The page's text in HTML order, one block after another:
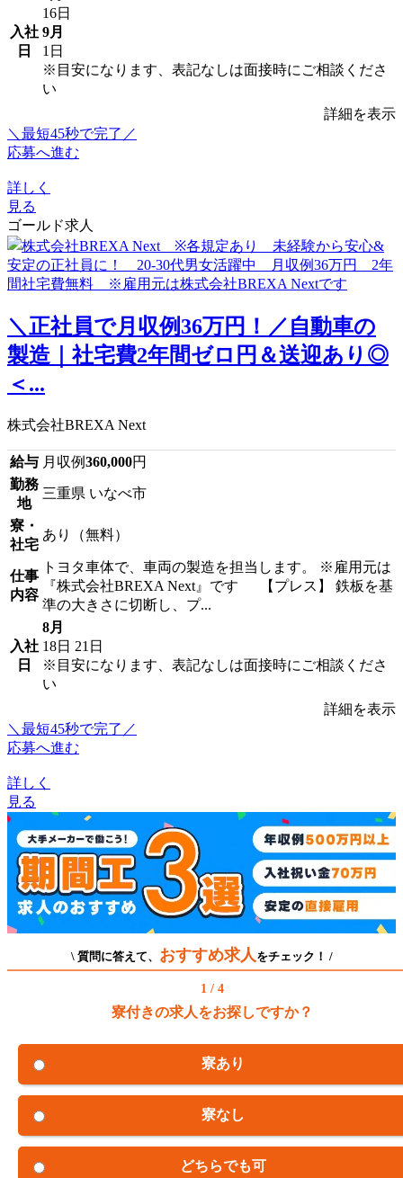
入社
日
16日
9月
1日
※目安になります、表記なしは面接時にご相談くださ
い
詳細を表示
＼最短45秒で完了／
応募へ進む
詳しく
見る
ゴールド求人
＼正社員で月収例36万円！／自動車の
製造｜社宅費2年間ゼロ円＆送迎あり◎
＜...
株式会社BREXA Next
給与 月収例360,000円
勤務
地
三重県 いなべ市
寮・
社宅
あり（無料）
仕事
内容
トヨタ車体で、車両の製造を担当します。 ※雇用元は
『株式会社BREXA Next』です 【プレス】 鉄板を基
準の大きさに切断し、プ...
入社
日
8月
18日 21日
※目安になります、表記なしは面接時にご相談くださ
い
詳細を表示
＼最短45秒で完了／
応募へ進む
詳しく
見る
\ 質問に答えて、 おすすめ求人 をチェック！ /
1 / 4
寮付きの求人をお探しですか？
寮あり
寮なし
どちらでも可